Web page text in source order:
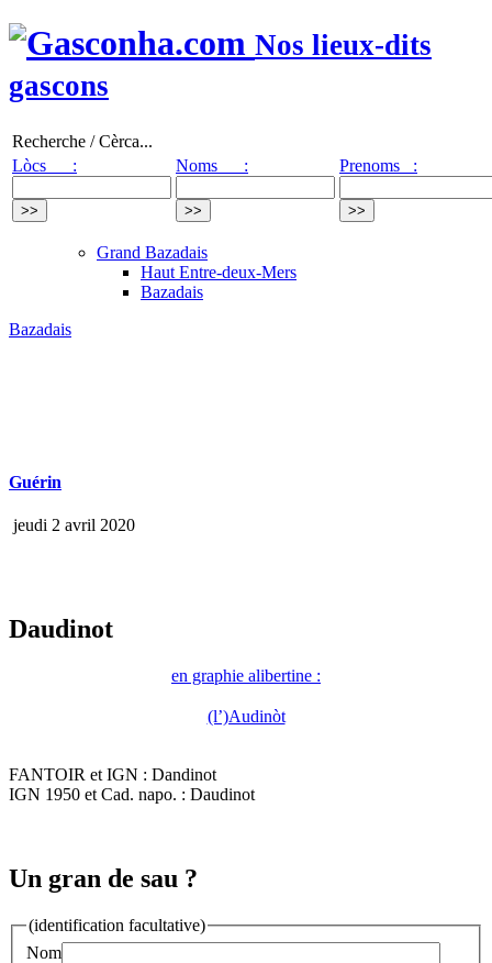
Nos lieux-dits
gascons
Recherche / Cèrca...
Lòcs :
Noms : Prenoms :
Grand Bazadais
Haut Entre-deux-Mers
Bazadais
Bazadais
Guérin
jeudi 2 avril 2020
Daudinot
en graphie alibertine :
(l’)Audinòt
FANTOIR et IGN : Dandinot
IGN 1950 et Cad. napo. : Daudinot
Un gran de sau ?
(identification facultative)
Nom